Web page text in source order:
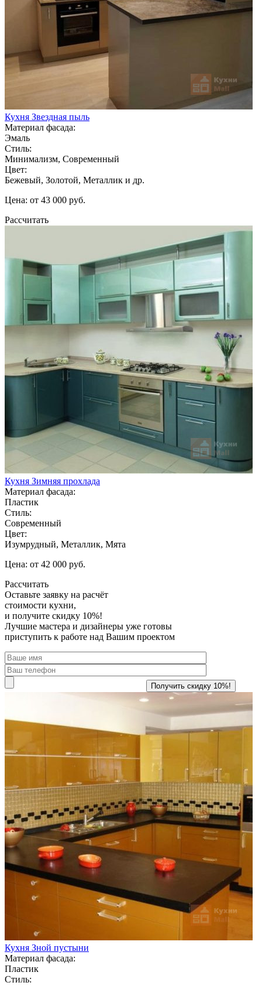
Кухня Звездная пыль
Материал фасада:
Эмаль
Стиль:
Минимализм, Современный
Цвет:
Бежевый, Золотой, Металлик и др.
Цена: от 43 000 руб.
Рассчитать
Кухня Зимняя прохлада
Материал фасада:
Пластик
Стиль:
Современный
Цвет:
Изумрудный, Металлик, Мята
Цена: от 42 000 руб.
Рассчитать
Оставьте заявку на расчёт
стоимости кухни,
и получите скидку 10%!
Лучшие мастера и дизайнеры уже готовы
приступить к работе над Вашим проектом
Кухня Зной пустыни
Материал фасада:
Пластик
Стиль: